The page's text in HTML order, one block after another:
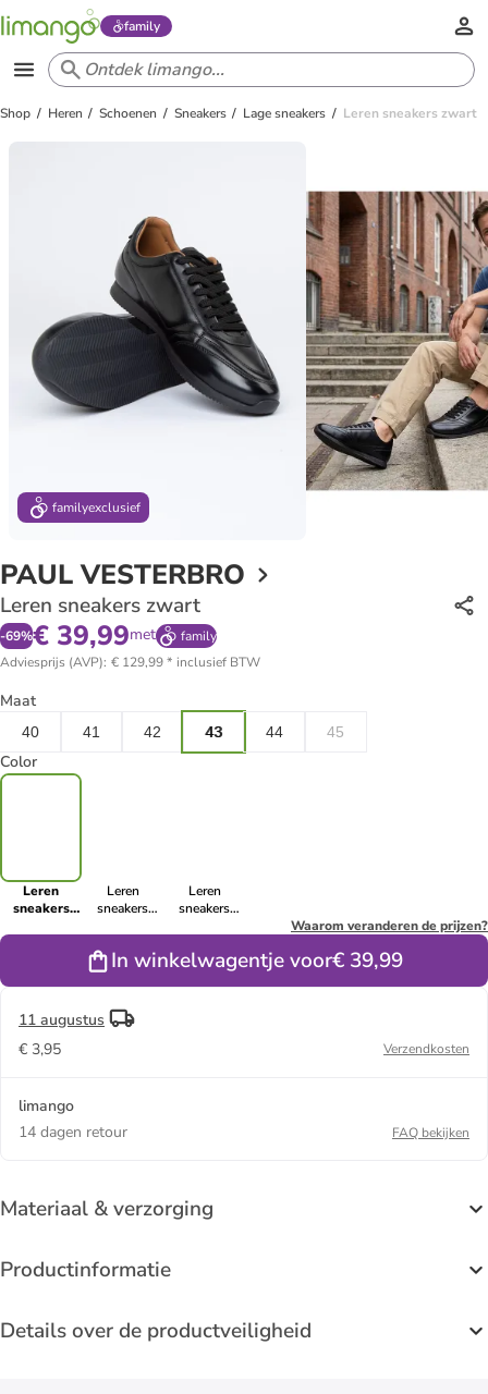
family
Shop Heren Schoenen Sneakers Lage sneakers Leren sneakers zwart
familyexclusief
PAUL VESTERBRO
Leren sneakers zwart
-69%€ 39,99met
family
Adviesprijs (AVP): € 129,99* inclusief BTW
Maat
40 41 42 43 44 45
Color
Leren
sneakers
Leren
sneakers
Leren
sneakers
Waarom veranderen de prijzen?
In winkelwagentje voor€ 39,99
11 augustus
€ 3,95
Verzendkosten
limango
14 dagen retour
FAQ bekijken
Materiaal & verzorging
Productinformatie
Details over de productveiligheid